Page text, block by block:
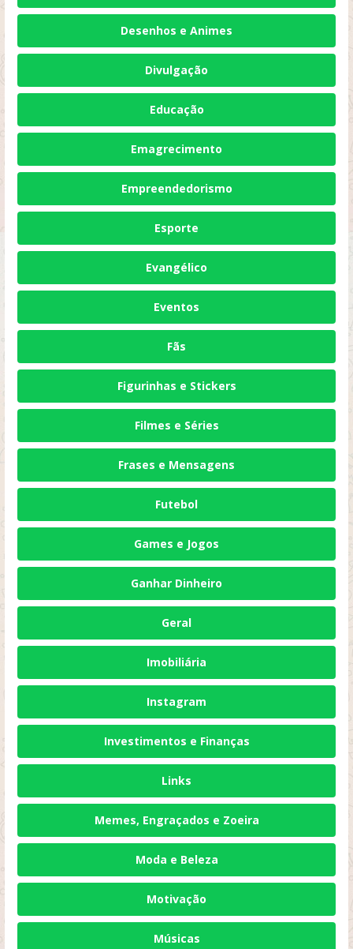
Desenhos e Animes
Divulgação
Educação
Emagrecimento
Empreendedorismo
Esporte
Evangélico
Eventos
Fãs
Figurinhas e Stickers
Filmes e Séries
Frases e Mensagens
Futebol
Games e Jogos
Ganhar Dinheiro
Geral
Imobiliária
Instagram
Investimentos e Finanças
Links
Memes, Engraçados e Zoeira
Moda e Beleza
Motivação
Músicas